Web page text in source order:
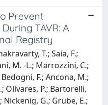
Prevent
TAVR: A
Registry
T.; Saia, F.;
M. -L.; Marrozzini, C.;
F.; Ancona, M.;
Olivares, P.; Bartorelli,
Nickenig, G.; Grube, E.;